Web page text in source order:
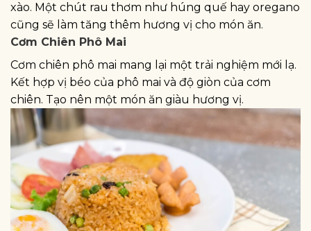
xào. Một chút rau thơm như húng quế hay oregano
cũng sẽ làm tăng thêm hương vị cho món ăn.
Cơm Chiên Phô Mai
Cơm chiên phô mai mang lại một trải nghiệm mới lạ.
Kết hợp vị béo của phô mai và độ giòn của cơm
chiên. Tạo nên một món ăn giàu hương vị.